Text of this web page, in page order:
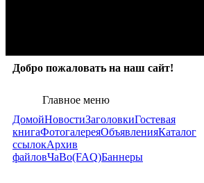
Добро пожаловать на наш сайт!
Главное меню
ДомойНовостиЗаголовкиГостевая
книгаФотогалереяОбъявленияКаталог
ссылокАрхив
файловЧаВо(FAQ)Баннеры